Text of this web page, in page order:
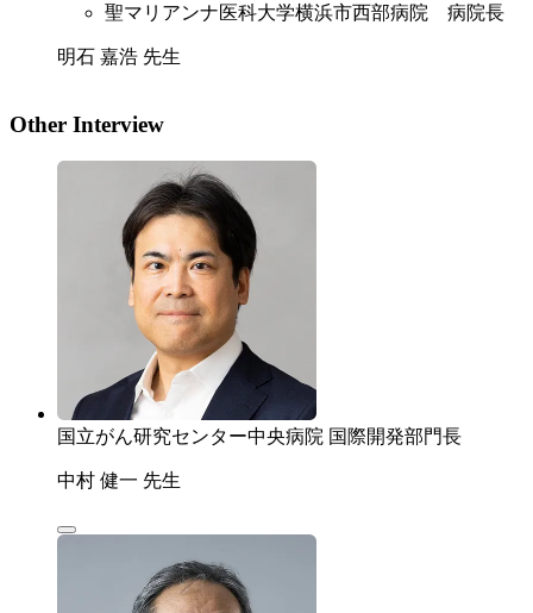
聖マリアンナ医科大学横浜市西部病院 病院長
明石 嘉浩 先生
Other Interview
国立がん研究センター中央病院 国際開発部門長
中村 健一 先生